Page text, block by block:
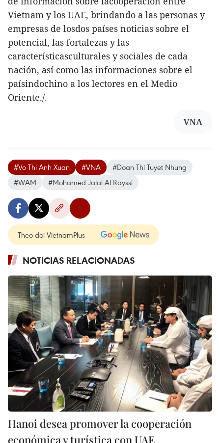
Vietnam y los UAE, brindando a las personas y
empresas de losdos países noticias sobre el
potencial, las fortalezas y las
característicasculturales y sociales de cada
nación, así como las informaciones sobre el
paísindochino a los lectores en el Medio
Oriente./.
VNA
#Vo Thi Anh Xuan #VNA
#Doan Thi Tuyet Nhung
#WAM
#Mohamed Jalal Al Rayssi
Theo dõi VietnamPlus
NOTICIAS RELACIONADAS
Hanoi desea promover la cooperación
económica y turística con UAE